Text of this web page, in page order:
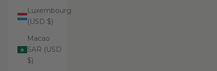
Luxembourg
(USD $)
Macao
SAR (USD
$)